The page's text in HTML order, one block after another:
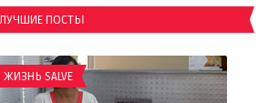
ЛУЧШИЕ ПОСТЫ
ЖИЗНЬ SALVE